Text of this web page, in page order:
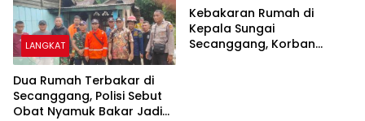
LANGKAT
Dua Rumah Terbakar di
Secanggang, Polisi Sebut
Obat Nyamuk Bakar Jadi
Kebakaran Rumah di
Kepala Sungai
Secanggang, Korban